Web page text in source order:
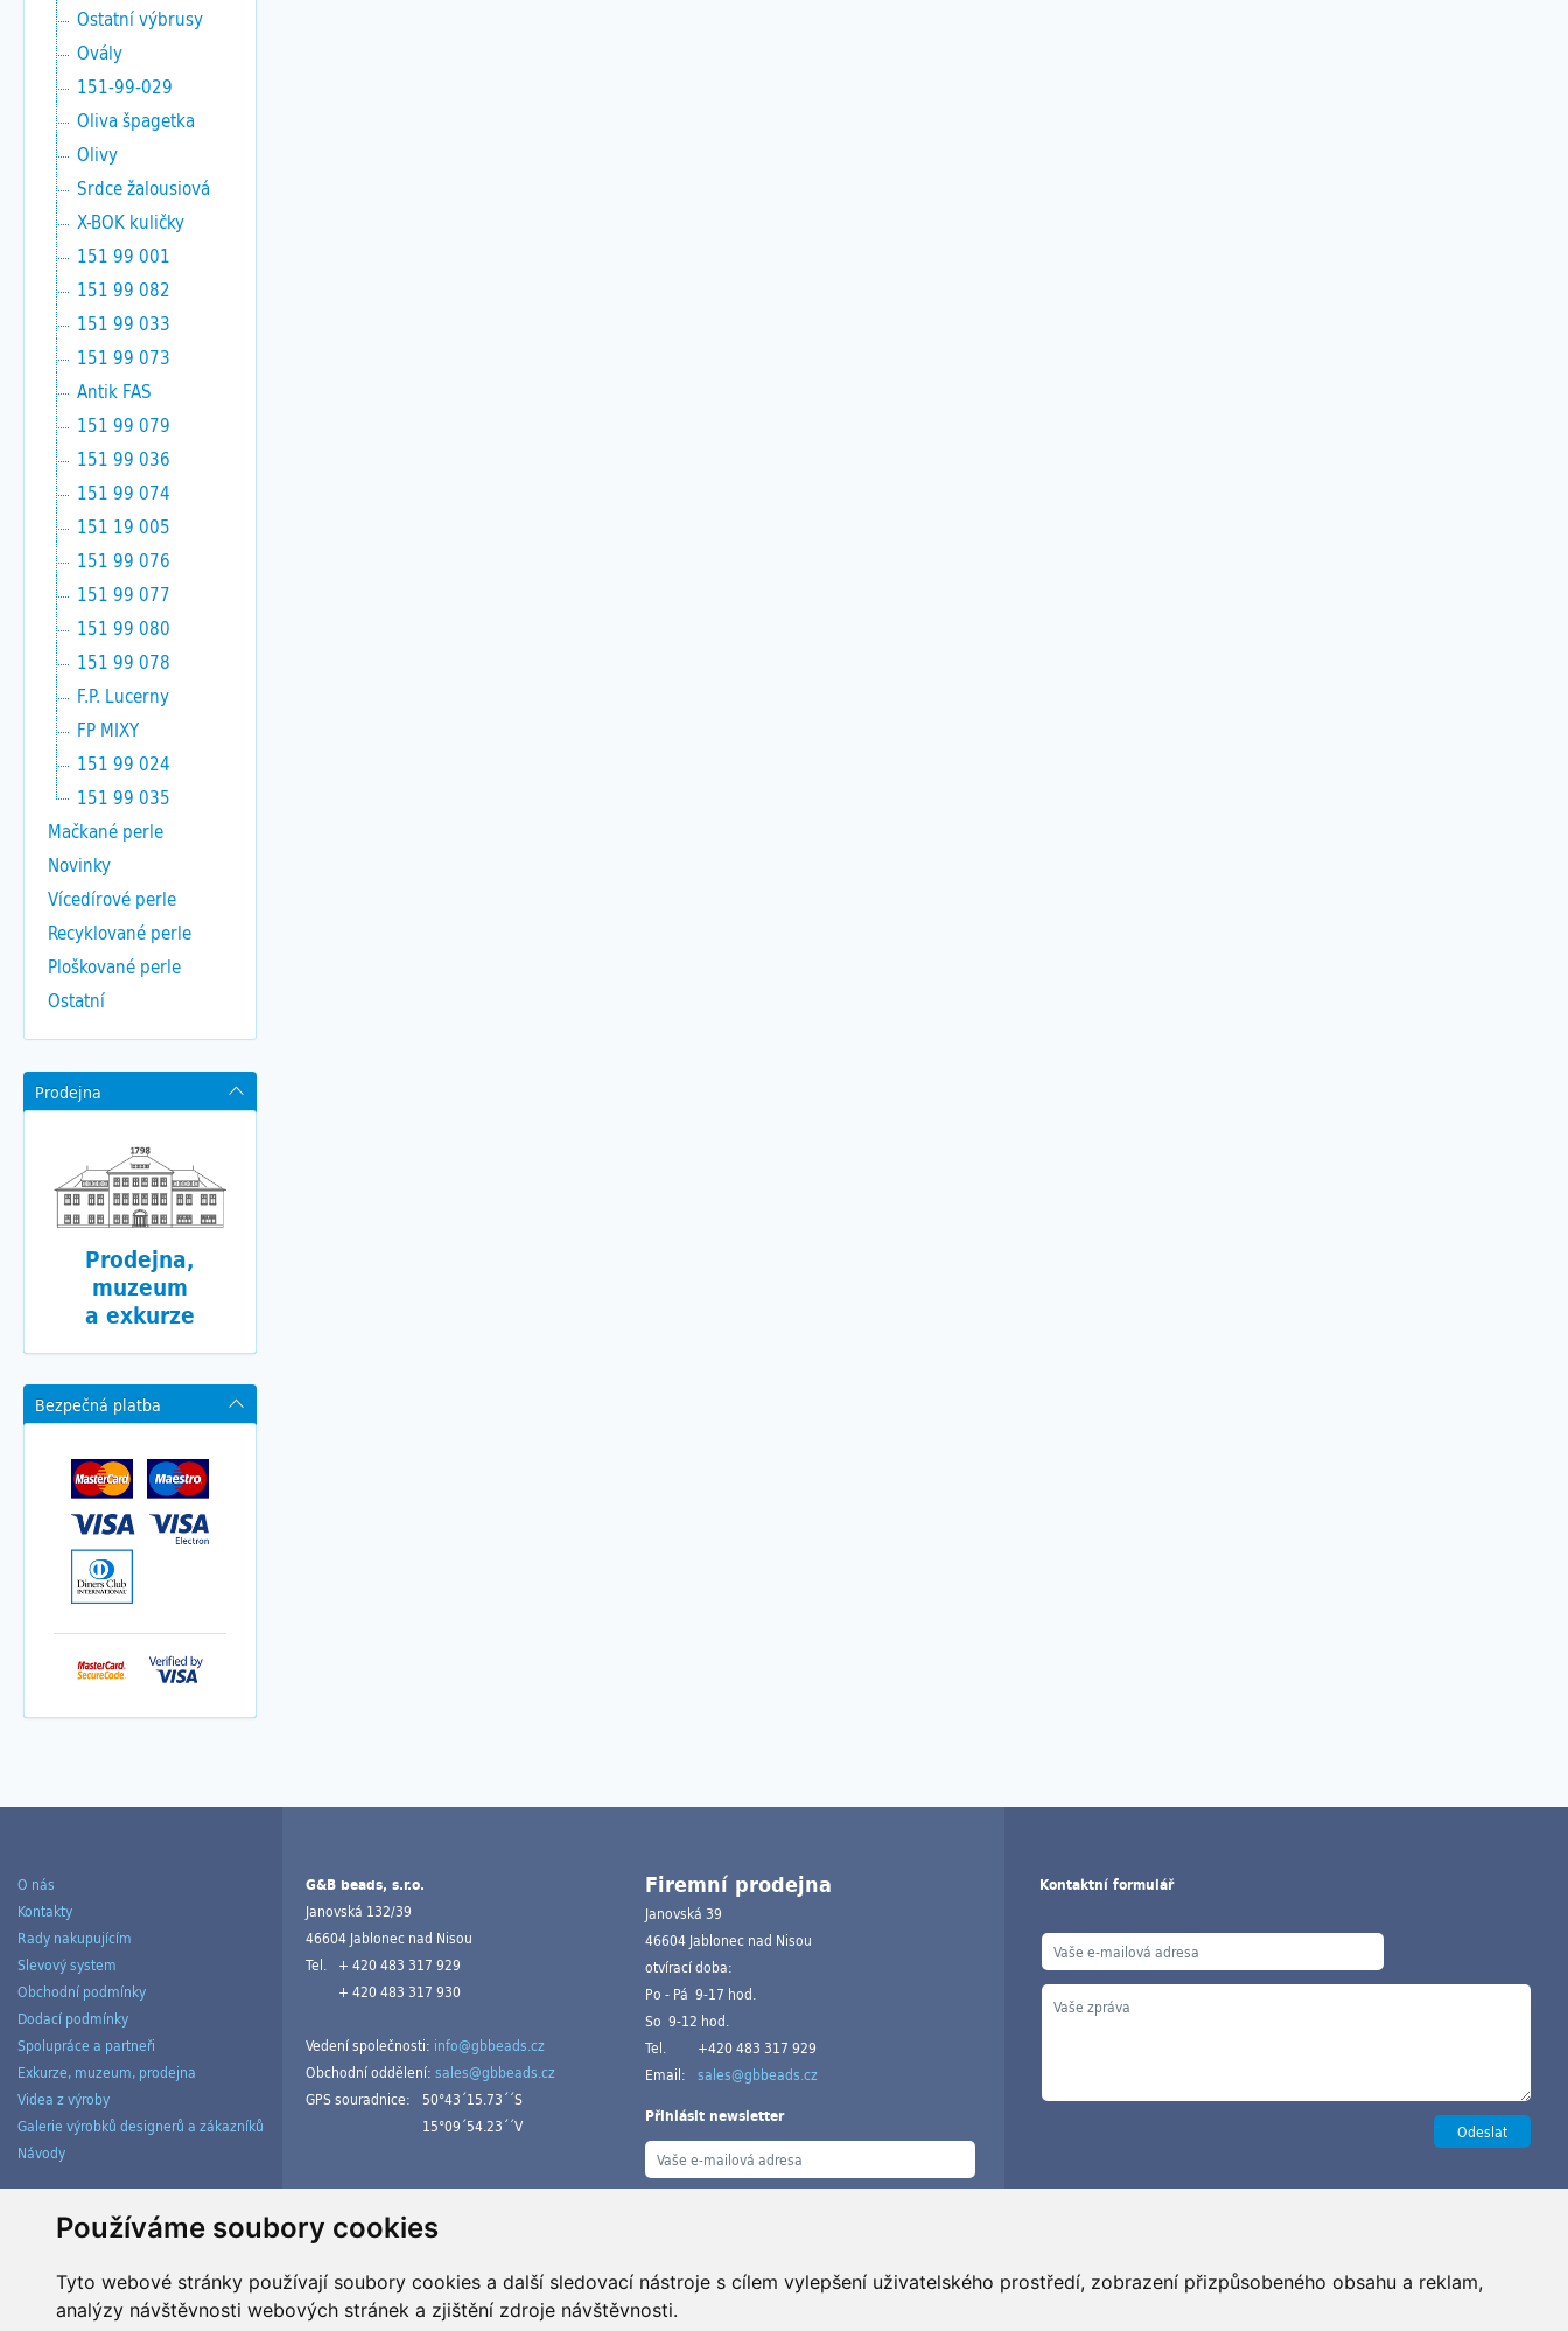
Používáme soubory cookies
Tyto webové stránky používají soubory cookies a další sledovací nástroje s cílem vylepšení uživatelského prostředí, zobrazení přizpůsobeného obsahu a reklam,
analýzy návštěvnosti webových stránek a zjištění zdroje návštěvnosti.
Ostatní výbrusy
Ovály
151-99-029
Oliva špagetka
Olivy
Srdce žalousiová
X-BOK kuličky
151 99 001
151 99 082
151 99 033
151 99 073
Antik FAS
151 99 079
151 99 036
151 99 074
151 19 005
151 99 076
151 99 077
151 99 080
151 99 078
F.P. Lucerny
FP MIXY
151 99 024
151 99 035
Mačkané perle
Novinky
Vícedírové perle
Recyklované perle
Ploškované perle
Ostatní
Prodejna
Prodejna,
muzeum
a exkurze
Bezpečná platba
O nás
Kontakty
Rady nakupujícím
Slevový system
Obchodní podmínky
Dodací podmínky
Spolupráce a partneři
Exkurze, muzeum, prodejna
Videa z výroby
Galerie výrobků designerů a zákazníků
Návody
G&B beads, s.r.o.
Janovská 132/39
46604 Jablonec nad Nisou
Tel.
+ 420 483 317 929
+ 420 483 317 930
Vedení společnosti: info@gbbeads.cz
Obchodní oddělení: sales@gbbeads.cz
GPS souradnice:
50°43´15.73´´S
15°09´54.23´´V
Firemní prodejna
Janovská 39
46604 Jablonec nad Nisou
otvírací doba:
Po - Pá 9-17 hod.
So 9-12 hod.
Tel.
+420 483 317 929
Email:
sales@gbbeads.cz
Přihlásit newsletter
Kontaktní formulář
Copyright ©2026 G&B Beads, s.r.o., vyrobilSimopt, s.r.o.
Všechna práva vyhrazena / All rights reserved